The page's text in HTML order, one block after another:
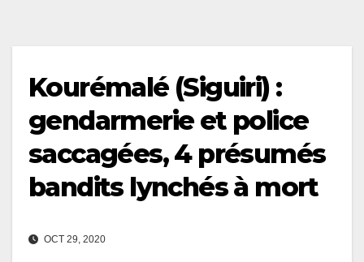
Kourémalé (Siguiri) :
gendarmerie et police
saccagées, 4 présumés
bandits lynchés à mort
OCT 29, 2020